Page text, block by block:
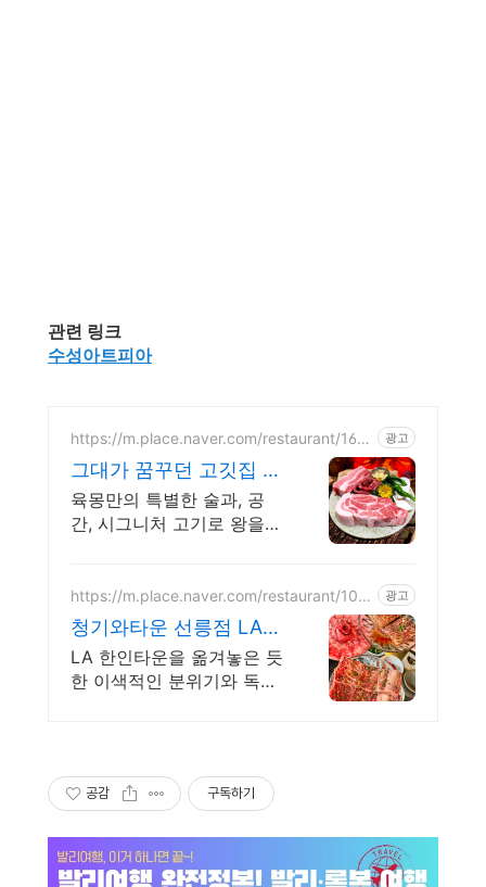
관련 링크
수성아트피아
https://m.place.naver.com/restaurant/163
광고
그대가 꿈꾸던 고깃집 육
몽
육몽만의 특별한 술과, 공
간, 시그니처 고기로 왕을
https://m.place.naver.com/restaurant/104
광고
청기와타운 선릉점 LA한
인타운을 통째로 옮긴맛
LA 한인타운을 옮겨놓은 듯
한 이색적인 분위기와 독보
경험을 선사하겠습니다.
공감 구독하기